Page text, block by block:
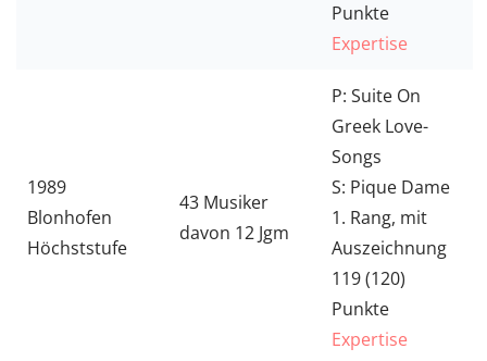
Punkte
Expertise
1989
Blonhofen
Höchststufe
43 Musiker
davon 12 Jgm
P: Suite On
Greek Love-
Songs
S: Pique Dame
1. Rang, mit
Auszeichnung
119 (120)
Punkte
Expertise